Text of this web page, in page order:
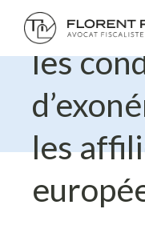
CSG :
les
les